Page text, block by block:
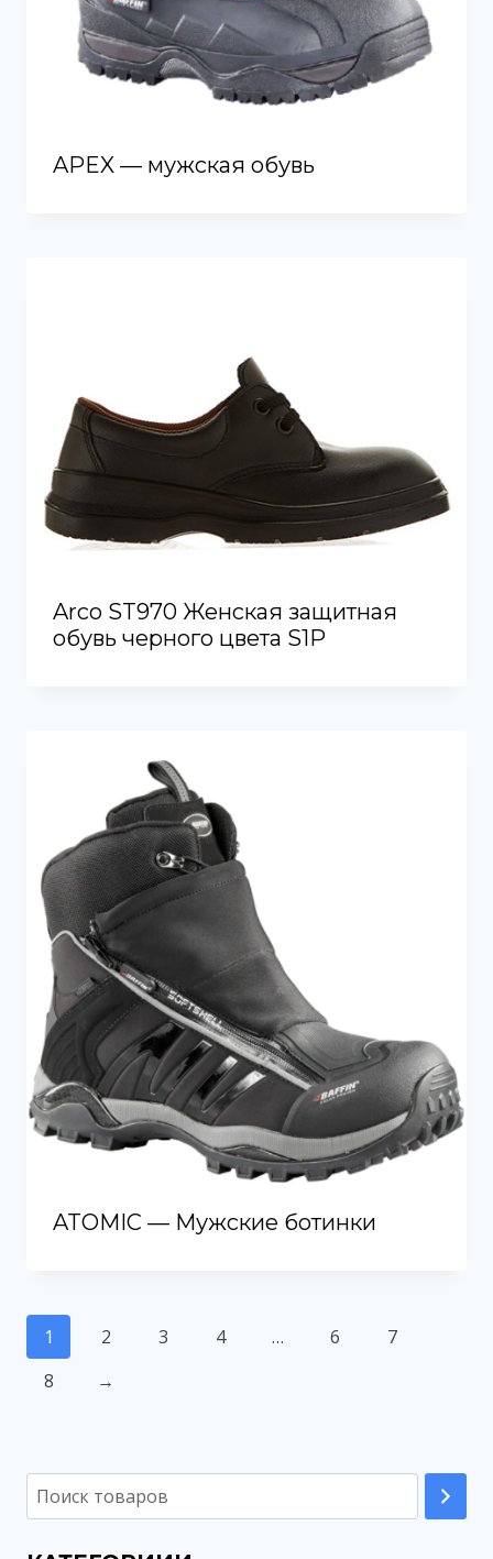
APEX — мужская обувь
Arco ST970 Женская защитная
обувь черного цвета S1P
ATOMIC — Мужские ботинки
1 2 3 4 … 6
7
8
→